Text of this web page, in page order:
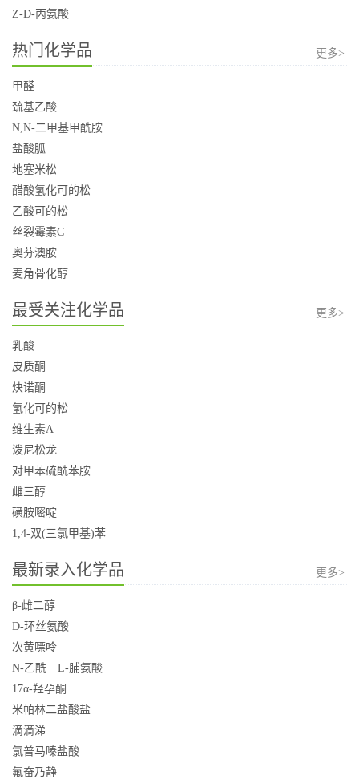
Z-D-丙氨酸
热门化学品 更多>
甲醛
巯基乙酸
N,N-二甲基甲酰胺
盐酸胍
地塞米松
醋酸氢化可的松
乙酸可的松
丝裂霉素C
奥芬澳胺
麦角骨化醇
最受关注化学品 更多>
乳酸
皮质酮
炔诺酮
氢化可的松
维生素A
泼尼松龙
对甲苯硫酰苯胺
雌三醇
磺胺嘧啶
1,4-双(三氯甲基)苯
最新录入化学品 更多>
β-雌二醇
D-环丝氨酸
次黄嘌呤
N-乙酰－L-脯氨酸
17α-羟孕酮
米帕林二盐酸盐
滴滴涕
氯普马嗪盐酸
氟奋乃静